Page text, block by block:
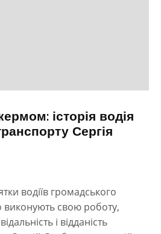
історія водія
Сергія
водіїв громадського
виконують свою роботу,
і відданість